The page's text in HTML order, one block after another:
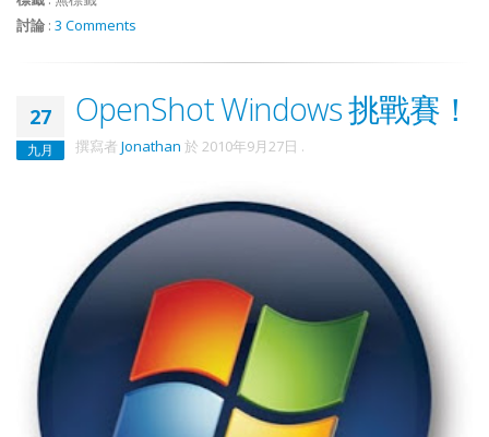
討論 : 3 Comments
27
九月
OpenShot Windows 挑戰賽！
撰寫者 Jonathan 於 2010年9月27日 .